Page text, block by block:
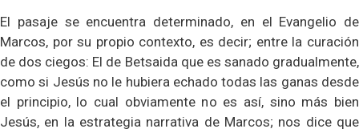
El pasaje se encuentra determinado, en el Evangelio de
Marcos, por su propio contexto, es decir; entre la curación
de dos ciegos: El de Betsaida que es sanado gradualmente,
como si Jesús no le hubiera echado todas las ganas desde
el principio, lo cual obviamente no es así, sino más bien
Jesús, en la estrategia narrativa de Marcos; nos dice que